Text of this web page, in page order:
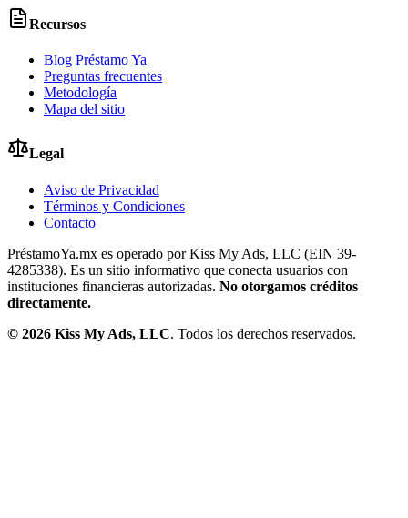
Recursos
Blog Préstamo Ya
Preguntas frecuentes
Metodología
Mapa del sitio
Legal
Aviso de Privacidad
Términos y Condiciones
Contacto
PréstamoYa.mx es operado por Kiss My Ads, LLC (EIN 39-
4285338). Es un sitio informativo que conecta usuarios con
instituciones financieras autorizadas. No otorgamos créditos
directamente.
© 2026 Kiss My Ads, LLC. Todos los derechos reservados.